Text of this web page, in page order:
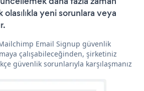
yeni sorunlara veya
Email Signup güvenlik
çalışabileceğinden, şirketiniz
güvenlik sorunlarıyla karşılaşmanız